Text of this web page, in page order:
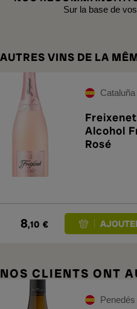
Sur la base de
AUTRES VINS DE LA
Cataluña
Freixenet
Alcohol
Rosé
8,10 €
NOS CLIENTS ONT
Penedés